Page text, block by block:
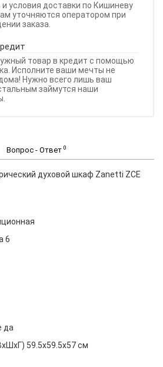
условия доставки по Кишиневу
уточняются оператором при
заказа.
товар в кредит с помощью
Исполните ваши мечты не
Нужно всего лишь ваш
займутся наши
Вопрос - Ответ 0
духовой шкаф Zanetti ZCE
6
да
59.5x59.5x57 см